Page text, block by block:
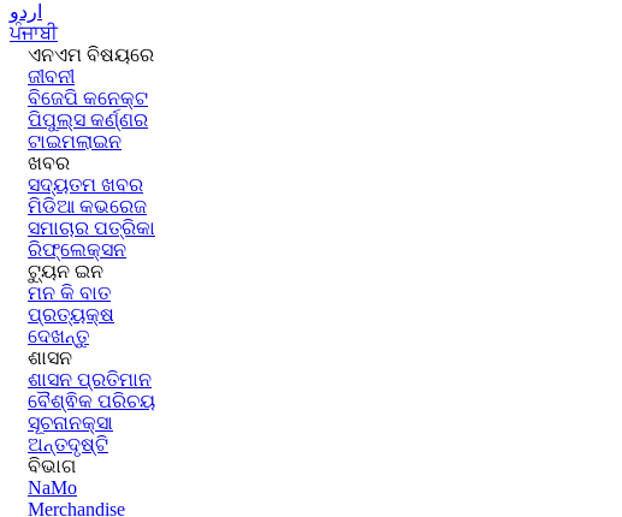
اردو
ਪੰਜਾਬੀ
ଏନଏମ ବିଷୟରେ
ଜୀବନୀ
ବିଜେପି କନେକ୍ଟ
ପିପୁଲ୍ସ କର୍ଣ୍ଣର
ଟାଇମଲାଇନ
ଖବର
ସଦ୍ୟତମ ଖବର
ମିଡିଆ କଭରେଜ
ସମାଚାର ପତ୍ରିକା
ରିଫ୍ଲେକ୍ସନ
ଟ୍ୟୁନ ଇନ
ମନ କି ବାତ
ପ୍ରତ୍ୟକ୍ଷ
ଦେଖନ୍ତୁ
ଶାସନ
ଶାସନ ପ୍ରତିମାନ
ବୈଶ୍ଵିକ ପରିଚୟ
ସୂଚନାନକ୍ସା
ଅନ୍ତଦୃଷ୍ଟି
ବିଭାଗ
NaMo
Merchandise